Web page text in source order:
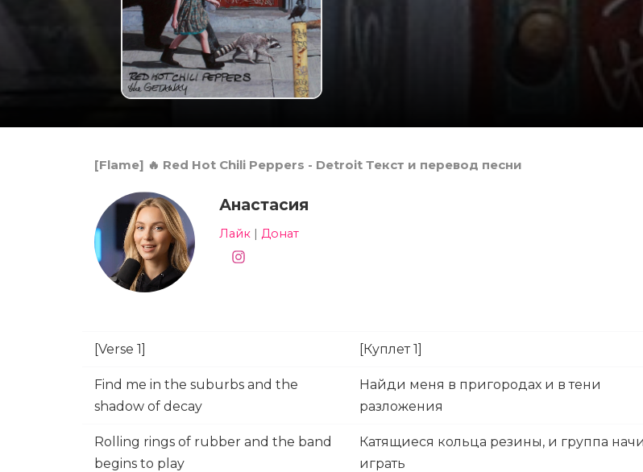
[Flame] 🔥 Red Hot Chili Peppers - Detroit Текст и перевод песни
Анастасия
Лайк | Донат
[Verse 1] [Куплет 1]
Find me in the suburbs and the
shadow of decay
Найди меня в пригородах и в тени
разложения
Rolling rings of rubber and the band
begins to play
Катящиеся кольца резины, и группа
играть